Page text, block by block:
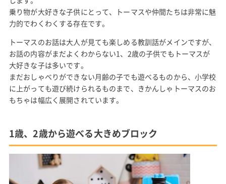
乗り物が大好きな子供にとって、トーマスや仲間たちは非常に魅
力的でわくわくする存在です。
トーマスのお話は大人が見ても楽しめる教訓話がメインですが、
お話の内容がまだよくわからない1、2歳の子供でもトーマスが
大好きな子は多いです。
まだおしゃべりができない月齢の子でも遊べるものから、小学校
に上がっても遊び続けられるものまで、きかんしゃトーマスのお
もちゃは幅広く展開されています。
1歳、2歳から遊べる大きめブロック